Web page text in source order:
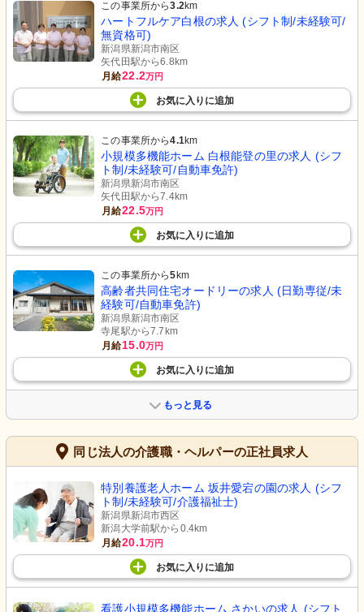
この事業所から3.2km
ハートフルケア白根の求人 (シフト制/未経験可/
無資格可)
新潟県新潟市南区
矢代田駅から6.8km
月給22.2万円
お気に入り に追加
この事業所から4.1km
小規模多機能ホーム 白根能登の里の求人 (シフ
ト制/未経験可/自動車免許)
新潟県新潟市南区
矢代田駅から7.4km
月給22.5万円
お気に入り に追加
この事業所から5 km
高齢者共同住宅オードリーの求人 (日勤専従/未
経験可/自動車免許)
新潟県新潟市南区
寺尾駅から7.7km
月給15.0万円
お気に入り に追加
もっと見る
同じ法人の介護職・ヘルパーの正社員求人
特別養護老人ホーム 坂井愛宕の園の求人 (シフ
ト制/未経験可/介護福祉士)
新潟県新潟市西区
新潟大学前駅から0.4km
月給20.1万円
お気に入り に追加
看護小規模多機能ホーム さかいの求人 (シフト